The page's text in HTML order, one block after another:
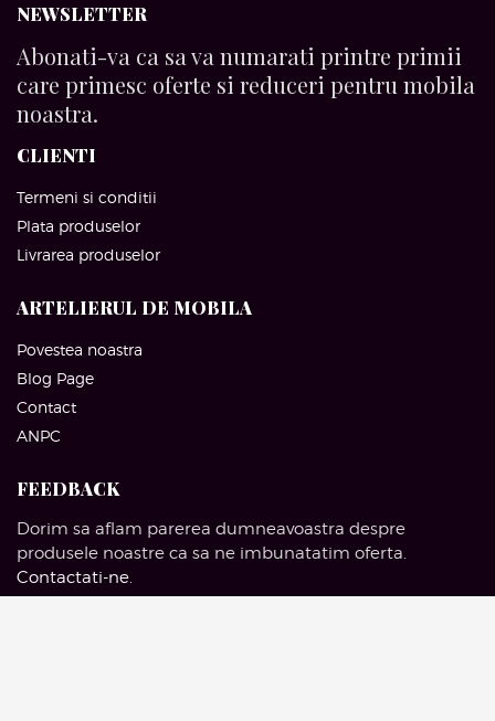
NEWSLETTER
Abonati-va ca sa va numarati printre primii
care primesc oferte si reduceri pentru mobila
noastra.
CLIENTI
Termeni si conditii
Plata produselor
Livrarea produselor
ARTELIERUL DE MOBILA
Povestea noastra
Blog Page
Contact
ANPC
FEEDBACK
Dorim sa aflam parerea dumneavoastra despre
produsele noastre ca sa ne imbunatatim oferta.
Contactati-ne.